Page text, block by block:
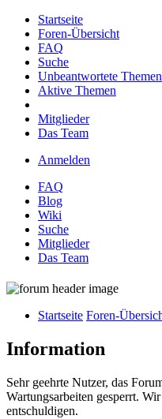
Startseite
Foren-Übersicht
FAQ
Suche
Unbeantwortete Themen
Aktive Themen
Mitglieder
Das Team
Anmelden
FAQ
Blog
Wiki
Suche
Mitglieder
Das Team
Startseite Foren-
Information
Sehr geehrte Nutzer, das
Wartungsarbeiten gesperrt.
entschuldigen.